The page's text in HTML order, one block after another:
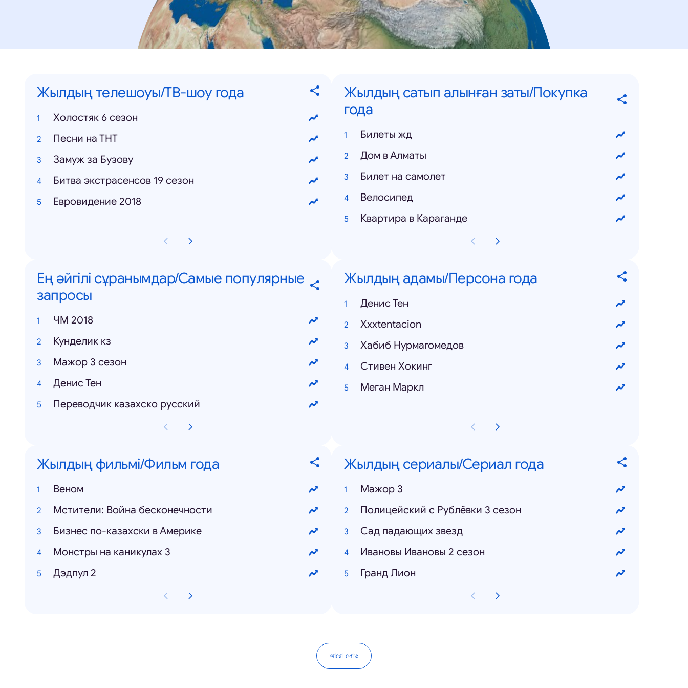
Жылдың телешоуы/ТВ-шоу года
Холостяк 6 сезон
Песни на ТНТ
Замуж за Бузову
Битва экстрасенсов 19 сезон
Евровидение 2018
Жылдың сатып алынған заты/Покупка
года
Билеты жд
Дом в Алматы
Билет на самолет
Велосипед
Квартира в Караганде
Ең әйгілі сұранымдар/Самые популярные
запросы
ЧМ 2018
Кунделик кз
Мажор 3 сезон
Денис Тен
Переводчик казахско русский
Жылдың адамы/Персона года
Денис Тен
Xxxtentacion
Хабиб Нурмагомедов
Стивен Хокинг
Меган Маркл
Жылдың фильмі/Фильм года
Веном
Мстители: Война бесконечности
Бизнес по-казахски в Америке
Монстры на каникулах 3
Дэдпул 2
Жылдың сериалы/Сериал года
Мажор 3
Полицейский с Рублёвки 3 сезон
Сад падающих звезд
Ивановы Ивановы 2 сезон
Гранд Лион
আরো লোড